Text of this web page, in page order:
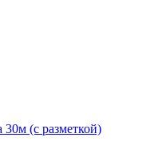
(с разметкой)